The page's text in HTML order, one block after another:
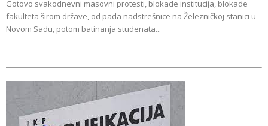
Gotovo svakodnevni masovni protesti, blokade institucija, blokade
fakulteta širom države, od pada nadstrešnice na Železničkoj stanici u
Novom Sadu, potom batinanja studenata...